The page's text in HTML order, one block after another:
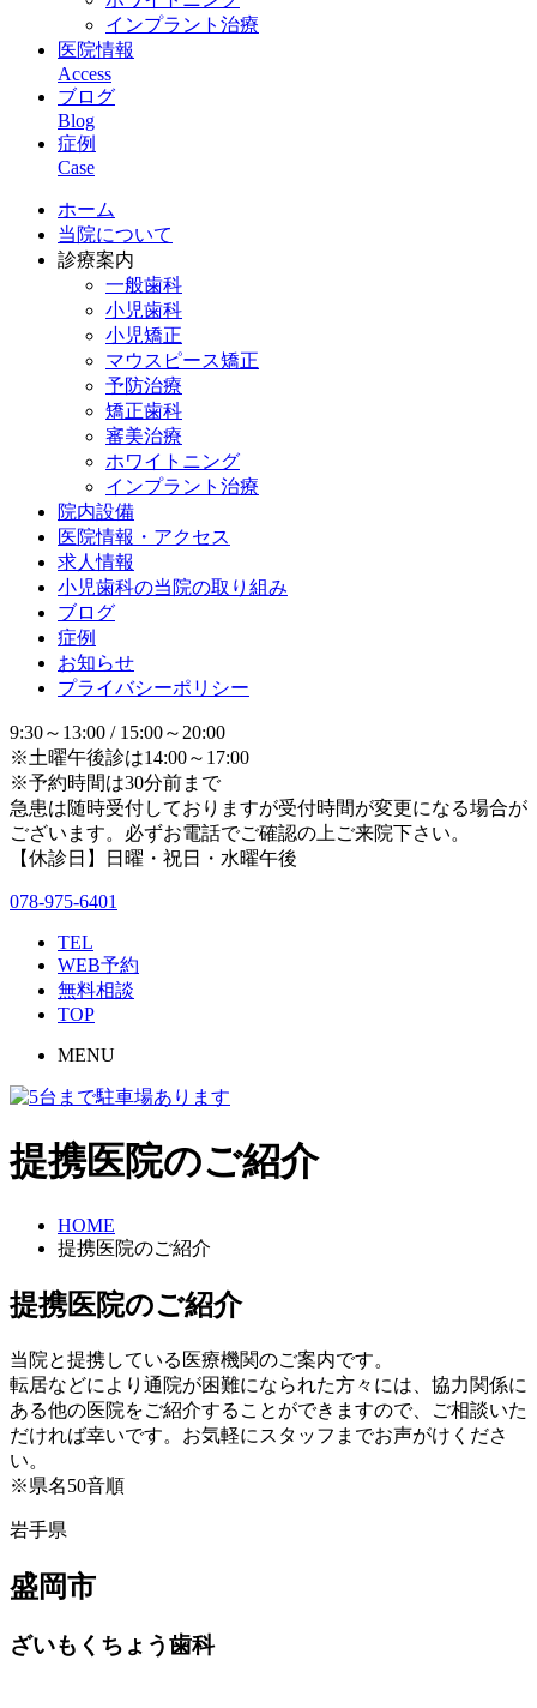
インプラント治療
医院情報
Access
ブログ
Blog
症例
Case
ホーム
当院について
診療案内
一般歯科
小児歯科
小児矯正
マウスピース矯正
予防治療
矯正歯科
審美治療
ホワイトニング
インプラント治療
院内設備
医院情報・アクセス
求人情報
小児歯科の当院の取り組み
ブログ
症例
お知らせ
プライバシーポリシー
9:30～13:00 / 15:00～20:00
※土曜午後診は14:00～17:00
※予約時間は30分前まで
急患は随時受付しておりますが受付時間が変更になる場合が
ございます。必ずお電話でご確認の上ご来院下さい。
【休診日】日曜・祝日・水曜午後
078-975-6401
TEL
WEB予約
無料相談
TOP
MENU
提携医院のご紹介
HOME
提携医院のご紹介
提携医院のご紹介
当院と提携している医療機関のご案内です。
転居などにより通院が困難になられた方々には、協力関係に
ある他の医院をご紹介することができますので、ご相談いた
だければ幸いです。お気軽にスタッフまでお声がけくださ
い。
※県名50音順
岩手県
盛岡市
ざいもくちょう歯科